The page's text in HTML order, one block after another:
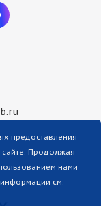
предоставления
сайте. Продолжая
нами
см.